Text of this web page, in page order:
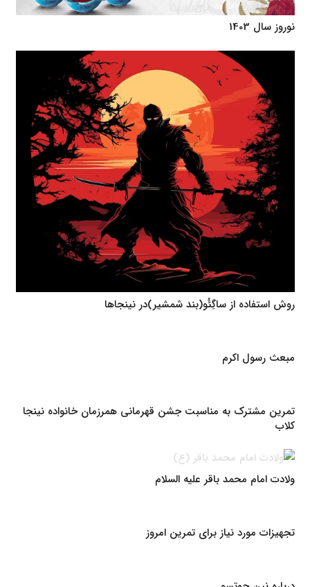
نوروز سال 1403
روش استفاده از ساگِئُو(بند شمشیر)در نینجاها
مبعث رسول اکرم
تمرین مشترک به مناسبت جشن قهرمانی همرزمان خانواده نینجا
کلاب
ولادت امام محمد باقر علیه السلام
تجهیزات مورد نیاز برای تمرین امروز